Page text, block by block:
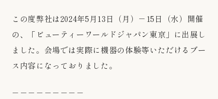
この度弊社は2024年5月13日（月）－15日（水）開催
の、「ビューティーワールドジャパン東京」に出展し
ました。会場では実際に機器の体験等いただけるブー
ス内容になっておりました。
－－－－－－－－－